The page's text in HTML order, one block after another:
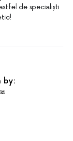
de specialiști
by: